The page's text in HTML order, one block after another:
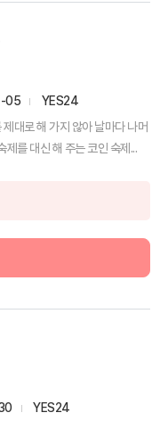
05
YES24
대로 해 가지 않아 날마다 나머
제를 대신 해 주는 코인 숙제...
YES24